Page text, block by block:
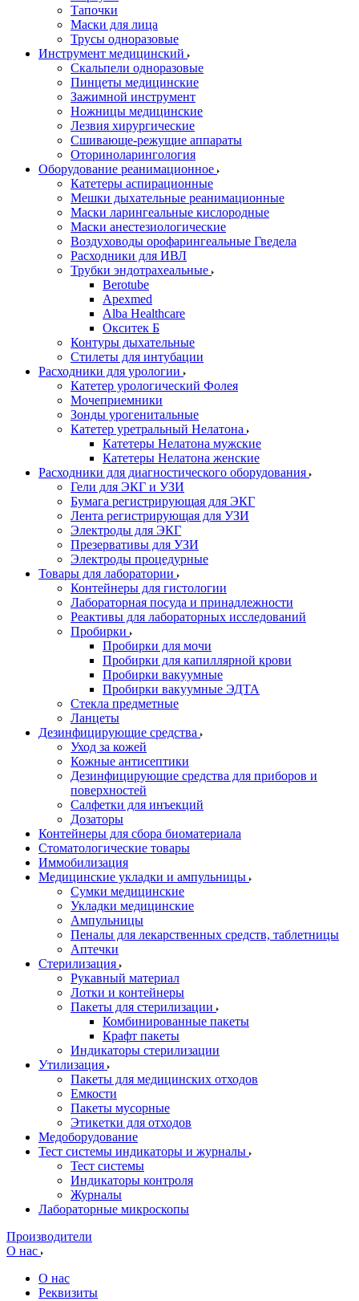
Тапочки
Маски для лица
Трусы одноразовые
Инструмент медицинский
Скальпели одноразовые
Пинцеты медицинские
Зажимной инструмент
Ножницы медицинские
Лезвия хирургические
Сшивающе-режущие аппараты
Оториноларингология
Оборудование реанимационное
Катетеры аспирационные
Мешки дыхательные реанимационные
Маски ларингеальные кислородные
Маски анестезиологические
Воздуховоды орофарингеальные Гведела
Расходники для ИВЛ
Трубки эндотрахеальные
Berotube
Apexmed
Alba Healthcare
Окситек Б
Контуры дыхательные
Стилеты для интубации
Расходники для урологии
Катетер урологический Фолея
Мочеприемники
Зонды урогенитальные
Катетер уретральный Нелатона
Катетеры Нелатона мужские
Катетеры Нелатона женские
Расходники для диагностического оборудования
Гели для ЭКГ и УЗИ
Бумага регистрирующая для ЭКГ
Лента регистрирующая для УЗИ
Электроды для ЭКГ
Презервативы для УЗИ
Электроды процедурные
Товары для лаборатории
Контейнеры для гистологии
Лабораторная посуда и принадлежности
Реактивы для лабораторных исследований
Пробирки
Пробирки для мочи
Пробирки для капиллярной крови
Пробирки вакуумные
Пробирки вакуумные ЭДТА
Стекла предметные
Ланцеты
Дезинфицирующие средства
Уход за кожей
Кожные антисептики
Дезинфицирующие средства для приборов и
поверхностей
Салфетки для инъекций
Дозаторы
Контейнеры для сбора биоматериала
Стоматологические товары
Иммобилизация
Медицинские укладки и ампульницы
Сумки медицинские
Укладки медицинские
Ампульницы
Пеналы для лекарственных средств, таблетницы
Аптечки
Стерилизация
Рукавный материал
Лотки и контейнеры
Пакеты для стерилизации
Комбинированные пакеты
Крафт пакеты
Индикаторы стерилизации
Утилизация
Пакеты для медицинских отходов
Емкости
Пакеты мусорные
Этикетки для отходов
Медоборудование
Тест системы индикаторы и журналы
Тест системы
Индикаторы контроля
Журналы
Лабораторные микроскопы
Производители
О нас
О нас
Реквизиты